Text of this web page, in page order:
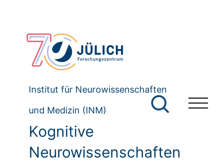
Institut für Neurowissenschaften
und Medizin (INM)
Kognitive
Neurowissenschaften